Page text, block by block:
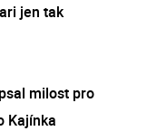
jen tak
milost pro
Kajínka